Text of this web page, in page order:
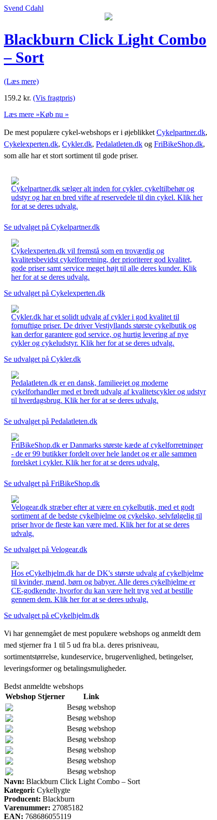
Svend Cdahl
Blackburn Click Light Combo
– Sort
(Læs mere)
159.2 kr. (Vis fragtpris)
Læs mere »Køb nu »
De mest populære cykel-webshops er i øjeblikket Cykelpartner.dk,
Cykelexperten.dk, Cykler.dk, Pedalatleten.dk og FriBikeShop.dk,
som alle har et stort sortiment til gode priser.
Cykelpartner.dk sælger alt inden for cykler, cykeltilbehør og
udstyr og har en bred vifte af reservedele til din cykel. Klik her
for at se deres udvalg.
Se udvalget på Cykelpartner.dk
Cykelexperten.dk vil fremstå som en troværdig og
kvalitetsbevidst cykelforretning, der prioriterer god kvalitet,
gode priser samt service meget højt til alle deres kunder. Klik
her for at se deres udvalg.
Se udvalget på Cykelexperten.dk
Cykler.dk har et solidt udvalg af cykler i god kvalitet til
fornuftige priser. De driver Vestjyllands største cykelbutik og
kan derfor garantere god service, og hurtig levering af nye
cykler og cykeludstyr. Klik her for at se deres udvalg.
Se udvalget på Cykler.dk
Pedalatleten.dk er en dansk, familieejet og moderne
cykelforhandler med et bredt udvalg af kvalitetscykler og udstyr
til hverdagsbrug. Klik her for at se deres udvalg.
Se udvalget på Pedalatleten.dk
FriBikeShop.dk er Danmarks største kæde af cykelforretninger
- de er 99 butikker fordelt over hele landet og er alle sammen
forelsket i cykler. Klik her for at se deres udvalg.
Se udvalget på FriBikeShop.dk
Velogear.dk stræber efter at være en cykelbutik, med et godt
sortiment af de bedste cykelhjelme og cykelsko, selvfølgelig til
priser hvor de fleste kan være med. Klik her for at se deres
udvalg.
Se udvalget på Velogear.dk
Hos eCykelhjelm.dk har de DK's største udvalg af cykelhjelme
til kvinder, mænd, børn og babyer. Alle deres cykelhjelme er
CE-godkendte, hvorfor du kan være helt tryg ved at bestille
gennem dem. Klik her for at se deres udvalg.
Se udvalget på eCykelhjelm.dk
Vi har gennemgået de mest populære webshops og anmeldt dem
med stjerner fra 1 til 5 ud fra bl.a. deres prisniveau,
sortimentstørrelse, kundeservice, brugervenlighed, betingelser,
leveringsformer og betalingsmuligheder.
Bedst anmeldte webshops
Webshop Stjerner
Link
Besøg webshop
Besøg webshop
Besøg webshop
Besøg webshop
Besøg webshop
Besøg webshop
Besøg webshop
Navn: Blackburn Click Light Combo – Sort
Kategori: Cykellygte
Producent: Blackburn
Varenummer: 27085182
EAN: 768686055119